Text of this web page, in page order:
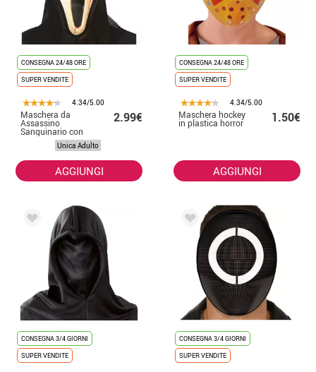
CONSEGNA 24/48 ORE
SUPER VENDITE
4.34/5.00
Maschera da
Assassino
Sanguinario con
cappuccio
2.99€
Unica Adulto
AGGIUNGI
CONSEGNA 24/48 ORE
SUPER VENDITE
4.34/5.00
Maschera hockey
in plastica horror 1.50€
AGGIUNGI
CONSEGNA 3/4 GIORNI
SUPER VENDITE
CONSEGNA 3/4 GIORNI
SUPER VENDITE